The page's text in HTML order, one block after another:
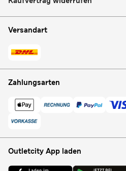
Versandart
Zahlungsarten
Outletcity App laden